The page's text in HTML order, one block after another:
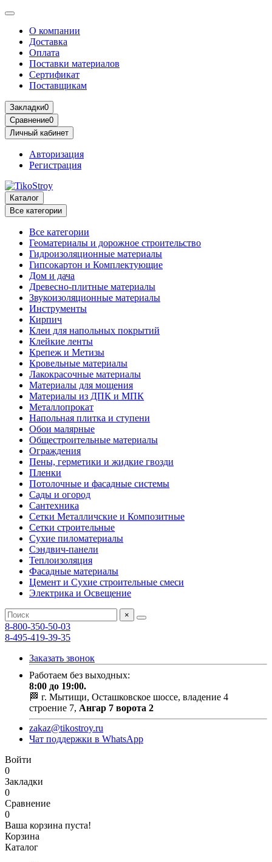
О компании
Доставка
Оплата
Поставки материалов
Сертификат
Поставщикам
Закладки0
Сравнение0
Личный кабинет
Авторизация
Регистрация
Каталог
Все категории
Все категории
Геоматериалы и дорожное строительство
Гидроизоляционные материалы
Гипсокартон и Комплектующие
Дом и дача
Древесно-плитные материалы
Звукоизоляционные материалы
Инструменты
Кирпич
Клеи для напольных покрытий
Клейкие ленты
Крепеж и Метизы
Кровельные материалы
Лакокрасочные материалы
Материалы для мощения
Материалы из ДПК и МПК
Металлопрокат
Напольная плитка и ступени
Обои малярные
Общестроительные материалы
Ограждения
Пены, герметики и жидкие гвозди
Пленки
Потолочные и фасадные системы
Сады и огород
Сантехника
Сетки Металличские и Композитные
Сетки строительные
Сухие пиломатериалы
Сэндвич-панели
Теплоизоляция
Фасадные материалы
Цемент и Сухие строительные смеси
Электрика и Освещение
×
8-800-350-50-03
8-495-419-39-35
Заказать звонок
Работаем без выходных:
8:00 до 19:00.
🏁 г. Мытищи, Осташковское шоссе, владение 4
строение 7, Ангар 7 ворота 2
zakaz@tikostroy.ru
Чат поддержки в WhatsApp
Войти
0
Закладки
0
Сравнение
0
Ваша корзина пуста!
Корзина
Каталог